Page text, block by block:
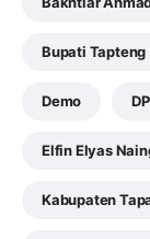
Bupati Tapteng
Demo
Elfin Elyas
Kabupaten